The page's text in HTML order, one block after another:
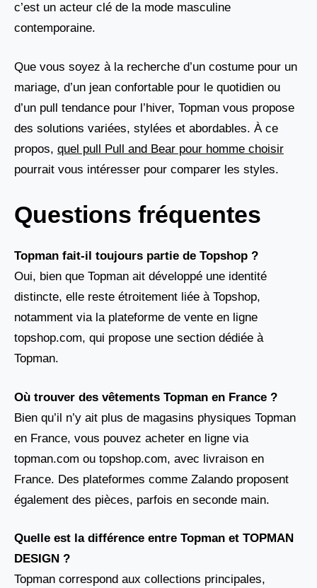
c’est un acteur clé de la mode masculine
contemporaine.
Que vous soyez à la recherche d’un costume pour un
mariage, d’un jean confortable pour le quotidien ou
d’un pull tendance pour l’hiver, Topman vous propose
des solutions variées, stylées et abordables. À ce
propos, quel pull Pull and Bear pour homme choisir
pourrait vous intéresser pour comparer les styles.
Questions fréquentes
Topman fait-il toujours partie de Topshop ?
Oui, bien que Topman ait développé une identité
distincte, elle reste étroitement liée à Topshop,
notamment via la plateforme de vente en ligne
topshop.com, qui propose une section dédiée à
Topman.
Où trouver des vêtements Topman en France ?
Bien qu’il n’y ait plus de magasins physiques Topman
en France, vous pouvez acheter en ligne via
topman.com ou topshop.com, avec livraison en
France. Des plateformes comme Zalando proposent
également des pièces, parfois en seconde main.
Quelle est la différence entre Topman et TOPMAN
DESIGN ?
Topman correspond aux collections principales,